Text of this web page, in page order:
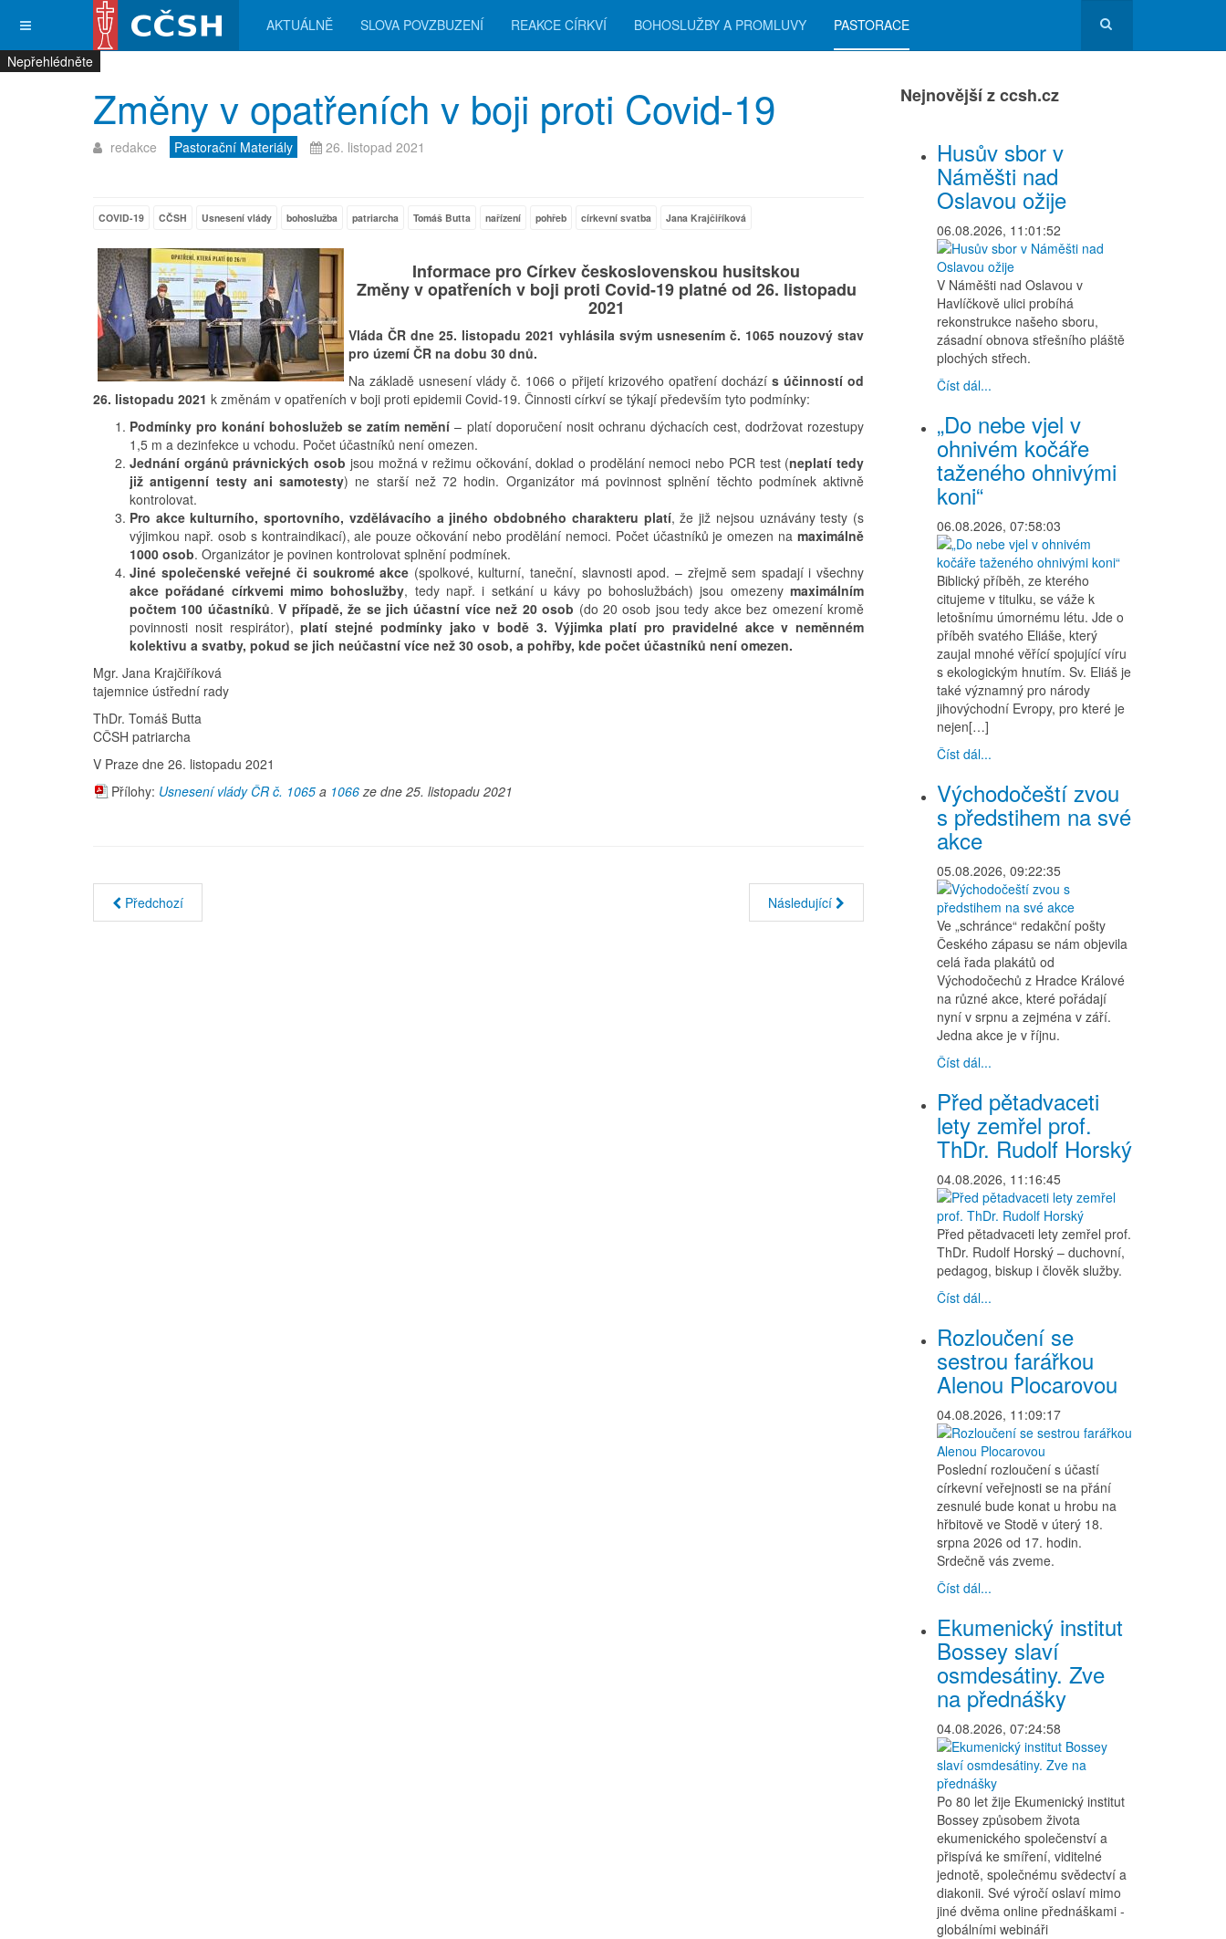
AKTUÁLNĚ SLOVA POVZBUZENÍ REAKCE CÍRKVÍ BOHOSLUŽBY A PROMLUVY PASTORACE
Změny v opatřeních v boji proti Covid-19
redakce Pastorační Materiály 26. listopad 2021
COVID-19 CČSH Usnesení vlády bohoslužba patriarcha Tomáš Butta nařízení pohřeb církevní svatba Jana Krajčiříková
Informace pro Církev československou husitskou
Změny v opatřeních v boji proti Covid-19 platné od 26. listopadu
2021
Vláda ČR dne 25. listopadu 2021 vyhlásila svým usnesením č. 1065 nouzový stav
pro území ČR na dobu 30 dnů.
Na základě usnesení vlády č. 1066 o přijetí krizového opatření dochází s účinností od
26. listopadu 2021 k změnám v opatřeních v boji proti epidemii Covid-19. Činnosti církví se týkají především tyto podmínky:
Podmínky pro konání bohoslužeb se zatím nemění – platí doporučení nosit ochranu dýchacích cest, dodržovat rozestupy
1,5 m a dezinfekce u vchodu. Počet účastníků není omezen.
Jednání orgánů právnických osob jsou možná v režimu očkování, doklad o prodělání nemoci nebo PCR test (neplatí tedy
již antigenní testy ani samotesty) ne starší než 72 hodin. Organizátor má povinnost splnění těchto podmínek aktivně
kontrolovat.
Pro akce kulturního, sportovního, vzdělávacího a jiného obdobného charakteru platí, že již nejsou uznávány testy (s
výjimkou např. osob s kontraindikací), ale pouze očkování nebo prodělání nemoci. Počet účastníků je omezen na maximálně
1000 osob. Organizátor je povinen kontrolovat splnění podmínek.
Jiné společenské veřejné či soukromé akce (spolkové, kulturní, taneční, slavnosti apod. – zřejmě sem spadají i všechny
akce pořádané církvemi mimo bohoslužby, tedy např. i setkání u kávy po bohoslužbách) jsou omezenymaximálním
počtem 100 účastníků.V případě, že se jich účastní více než 20 osob (do 20 osob jsou tedy akce bez omezení kromě
povinnosti nosit respirátor),platí stejné podmínky jako v bodě 3. Výjimka platí pro pravidelné akce v neměnném
kolektivu a svatby, pokud se jich neúčastní více než 30 osob, a pohřby, kde počet účastníků není omezen.
Mgr. Jana Krajčiříková
tajemnice ústřední rady
ThDr. Tomáš Butta
CČSH patriarcha
V Praze dne 26. listopadu 2021
Přílohy: Usnesení vlády ČR č. 1065 a 1066ze dne 25. listopadu 2021
Předchozí Následující
Nejnovější z ccsh.cz
Husův sbor v
Náměšti nad
Oslavou ožije
06.08.2026, 11:01:52
V Náměšti nad Oslavou v
Havlíčkově ulici probíhá
rekonstrukce našeho sboru,
zásadní obnova střešního pláště
plochých střech.
Číst dál...
„Do nebe vjel v
ohnivém kočáře
taženého ohnivými
koni“
06.08.2026, 07:58:03
Biblický příběh, ze kterého
citujeme v titulku, se váže k
letošnímu úmornému létu. Jde o
příběh svatého Eliáše, který
zaujal mnohé věřící spojující víru
s ekologickým hnutím. Sv. Eliáš je
také významný pro národy
jihovýchodní Evropy, pro které je
nejen[…]
Číst dál...
Východočeští zvou
s předstihem na své
akce
05.08.2026, 09:22:35
Ve „schránce“ redakční pošty
Českého zápasu se nám objevila
celá řada plakátů od
Východočechů z Hradce Králové
na různé akce, které pořádají
nyní v srpnu a zejména v září.
Jedna akce je v říjnu.
Číst dál...
Před pětadvaceti
lety zemřel prof.
ThDr. Rudolf Horský
04.08.2026, 11:16:45
Před pětadvaceti lety zemřel prof.
ThDr. Rudolf Horský – duchovní,
pedagog, biskup i člověk služby.
Číst dál...
Rozloučení se
sestrou farářkou
Alenou Plocarovou
04.08.2026, 11:09:17
Poslední rozloučení s účastí
církevní veřejnosti se na přání
zesnulé bude konat u hrobu na
hřbitově ve Stodě v úterý 18.
srpna 2026 od 17. hodin.
Srdečně vás zveme.
Číst dál...
Ekumenický institut
Bossey slaví
osmdesátiny. Zve
na přednášky
04.08.2026, 07:24:58
Po 80 let žije Ekumenický institut
Bossey způsobem života
ekumenického společenství a
přispívá ke smíření, viditelné
jednotě, společnému svědectví a
diakonii. Své výročí oslaví mimo
jiné dvěma online přednáškami -
globálními webináři
Nepřehlédněte
Nepřehlédněte
Nepřehlédněte
Nepřehlédněte